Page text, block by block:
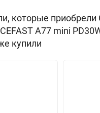
которые приобрели
A77 mini
купили